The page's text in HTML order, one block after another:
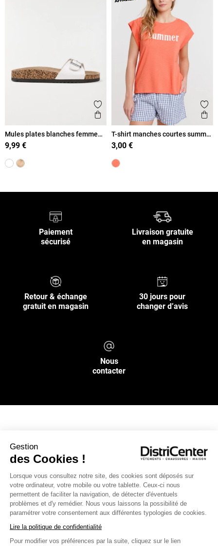
Gestion
des Cookies !
Lorsque vous consultez notre site, des cookies sont déposés sur
votre ordinateur, votre mobile ou votre tablette. Ceux-ci nous
permettent de faciliter la navigation, de détecter d'éventuels
problèmes et d'y remédier. Nous vous laissons la possibilité de
paramétrer votre consentement aux différentes typologies de cookies.
Lire la politique de confidentialité
Pour modifier vos préférences par la suite, cliquez sur le lien
Ajouter aux favoris
Aperçu rapide
Mules plates blanches femme
(36-41)
9,99 €
T-shirt manches courtes summer
femme
3,00 €
Paiement
sécurisé
Livraison gratuite
en magasin
Retour & échange
gratuit en magasin
30 jours pour
changer d’avis
Nous
contacter
INFOS PRATIQUES
L’ENSEIGNE DISTRICENTER
Suivez-nous
Moyens de paiement